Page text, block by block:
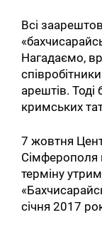
Всі
Нагадаємо,
арештів. Тоді
кримських
7 жовтня
Сімферополя
терміну
січня 2017